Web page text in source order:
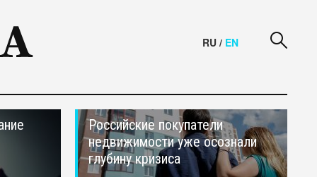
RU / EN
Российские покупатели
недвижимости уже осознали
глубину кризиса